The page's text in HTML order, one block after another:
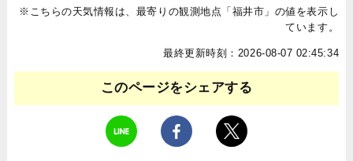
※こちらの天気情報は、最寄りの観測地点「福井市」の値を表示し
ています。
最終更新時刻：2026-08-07 02:45:34
このページをシェアする